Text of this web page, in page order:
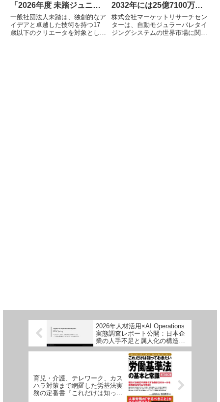
「2026年度 未踏ジュニ
ア」の募集を開始
一般社団法人未踏は、独創的なア
イデアと卓越した技術を持つ17
歳以下のクリエータを対象とした
2032年には25億7100万米
ドル規模へ成長予測
株式会社マーケットリサーチセン
ターは、自動モジュラーパレタイ
ジングシステムの世界市場に関す
2026年人材活用×AI Operations
実態調査レポート公開：日本企
業の人手不足と属人化の構造的
問題を可視化
育児・介護、テレワーク、カス
ハラ対策まで網羅した労基法実
務の定番書『これだけは知って